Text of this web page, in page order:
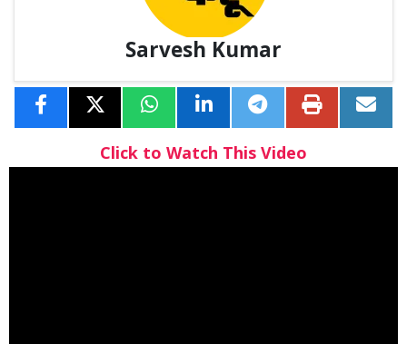
Sarvesh Kumar
Click to Watch This Video